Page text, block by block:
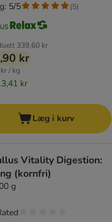
339,60 kr
kr
/ kg
kr
5/5 (5)
Læg i kurv
Vitality Digestion:
(kornfri)
g